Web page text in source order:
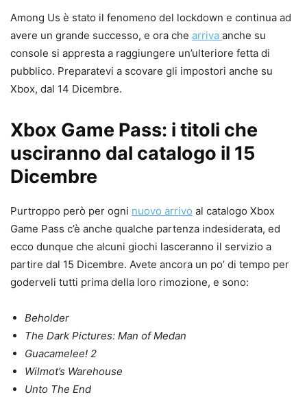
Among Us è stato il fenomeno del lockdown e continua ad
avere un grande successo, e ora che arriva anche su
console si appresta a raggiungere un’ulteriore fetta di
pubblico. Preparatevi a scovare gli impostori anche su
Xbox, dal 14 Dicembre.
Xbox Game Pass: i titoli che
usciranno dal catalogo il 15
Dicembre
Purtroppo però per ogni nuovo arrivo al catalogo Xbox
Game Pass c’è anche qualche partenza indesiderata, ed
ecco dunque che alcuni giochi lasceranno il servizio a
partire dal 15 Dicembre. Avete ancora un po’ di tempo per
goderveli tutti prima della loro rimozione, e sono:
Beholder
The Dark Pictures: Man of Medan
Guacamelee! 2
Wilmot’s Warehouse
Unto The End